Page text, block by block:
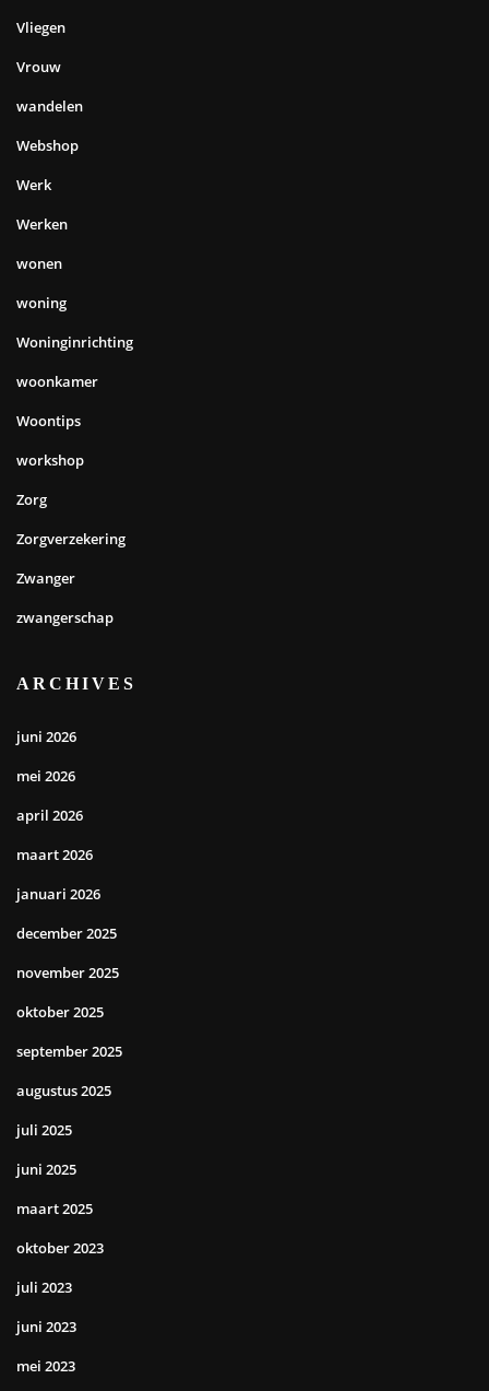
Vliegen
Vrouw
wandelen
Webshop
Werk
Werken
wonen
woning
Woninginrichting
woonkamer
Woontips
workshop
Zorg
Zorgverzekering
Zwanger
zwangerschap
ARCHIVES
juni 2026
mei 2026
april 2026
maart 2026
januari 2026
december 2025
november 2025
oktober 2025
september 2025
augustus 2025
juli 2025
juni 2025
maart 2025
oktober 2023
juli 2023
juni 2023
mei 2023